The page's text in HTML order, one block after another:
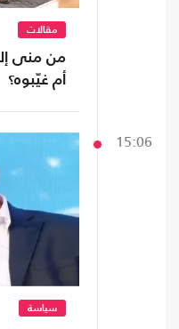
مقالات
من منى
أم غيّبوه؟
15:06
سياسة